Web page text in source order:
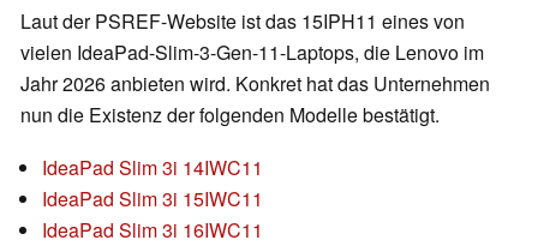
Laut der PSREF-Website ist das 15IPH11 eines von
vielen IdeaPad-Slim-3-Gen-11-Laptops, die Lenovo im
Jahr 2026 anbieten wird. Konkret hat das Unternehmen
nun die Existenz der folgenden Modelle bestätigt.
IdeaPad Slim 3i 14IWC11
IdeaPad Slim 3i 15IWC11
IdeaPad Slim 3i 16IWC11